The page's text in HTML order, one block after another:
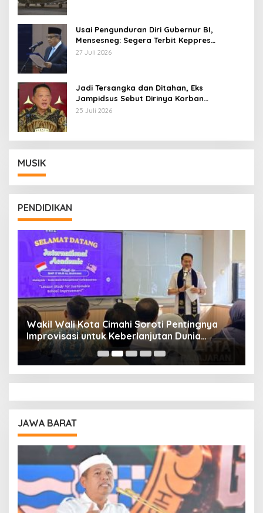
Usai Pengunduran Diri Gubernur BI,
Mensesneg: Segera Terbit Keppres
Pemberhentian dengan Hormat
27 Juli 2026
Jadi Tersangka dan Ditahan, Eks
Jampidsus Sebut Dirinya Korban
Kriminalisasi
25 Juli 2026
MUSIK
PENDIDIKAN
Wakil Wali Kota Cimahi Soroti Pentingnya
Improvisasi untuk Keberlanjutan Dunia
Pendidikan
JAWA BARAT